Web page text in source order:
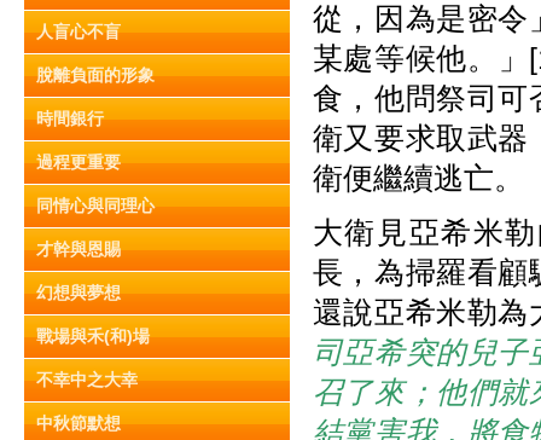
人盲心不盲
脫離負面的形象
時間銀行
過程更重要
同情心與同理心
才幹與恩賜
幻想與夢想
戰場與禾(和)場
不幸中之大幸
中秋節默想
從，因為是密令
某處等候他。
食，他問祭司可
衛又要求取武器
衛便繼續逃亡。
大衛見亞希米
長，為掃羅看顧
還說亞希米勒為
司亞希突的兒
召了來；他們就
結黨害我，將食